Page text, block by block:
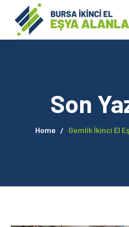
Home Gemlik İkinci El
Son